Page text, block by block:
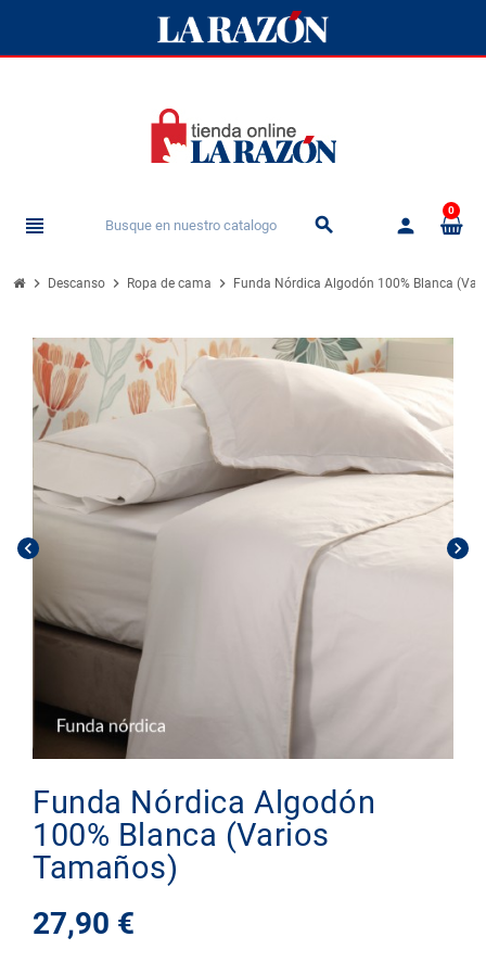
view_headline search person
0
chevron_right Descanso chevron_right Ropa de cama chevron_right Funda Nórdica Algodón 100% Blanca
chevron_left chevron_right
Funda Nórdica Algodón
100% Blanca (Varios
Tamaños)
27,90 €